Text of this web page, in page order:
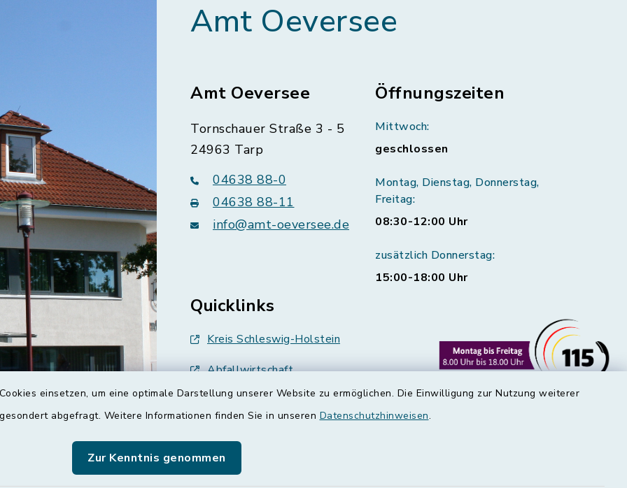
einsetzen, um eine optimale Darstellung unserer Website zu ermöglichen. Die Einwilligung zur Nutzung weiterer
abgefragt. Weitere Informationen finden Sie in unseren Datenschutzhinweisen.
Zur Kenntnis genommen
Amt Oeversee
Amt Oeversee
Tornschauer Straße 3 - 5
24963 Tarp
04638 88-0
04638 88-11
info@amt-oeversee.de
Öffnungszeiten
Mittwoch:
geschlossen
Montag, Dienstag, Donnerstag,
Freitag:
08:30-12:00 Uhr
zusätzlich Donnerstag:
15:00-18:00 Uhr
Quicklinks
Kreis Schleswig-Holstein
Abfallwirtschaft
Grünes Binnenland
Schulverband Sieverstedt